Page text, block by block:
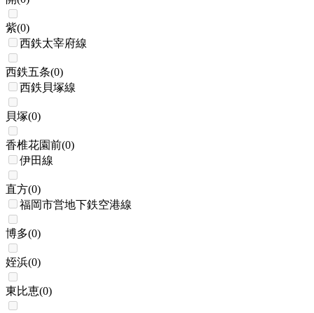
紫(0)
西鉄太宰府線
西鉄五条(0)
西鉄貝塚線
貝塚(0)
香椎花園前(0)
伊田線
直方(0)
福岡市営地下鉄空港線
博多(0)
姪浜(0)
東比恵(0)